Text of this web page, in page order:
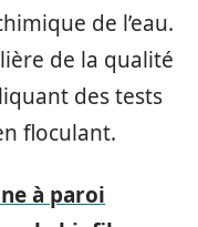
de l’eau.
de la qualité
des tests
floculant.
à paroi